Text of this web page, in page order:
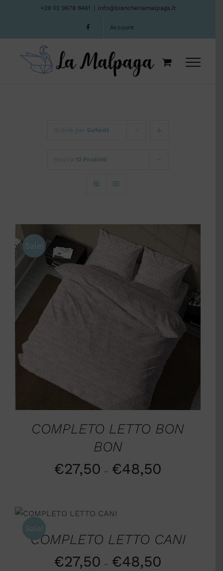
+39 02 9678 8461 info@biancheriamalpaga.it
Account
Ordina per Default
Mostra 12 Prodotti
Sale!
DETTAGLI
COMPLETO LETTO BON
BON
€27,50 – €48,50
Sale!
SCEGLI
/
DETTAGLI
COMPLETO LETTO CANI
€27,50 – €48,50